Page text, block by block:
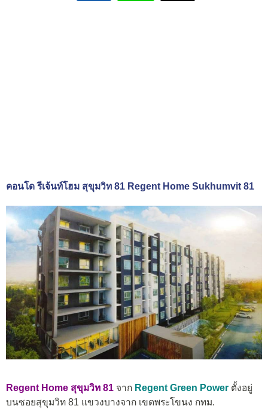
คอนโด รีเจ้นท์โฮม สุขุมวิท 81 Regent Home Sukhumvit 81
Regent Home สุขุมวิท 81 จาก Regent Green Power ตั้งอยู่
บนซอยสุขุมวิท 81 แขวงบางจาก เขตพระโขนง กทม.